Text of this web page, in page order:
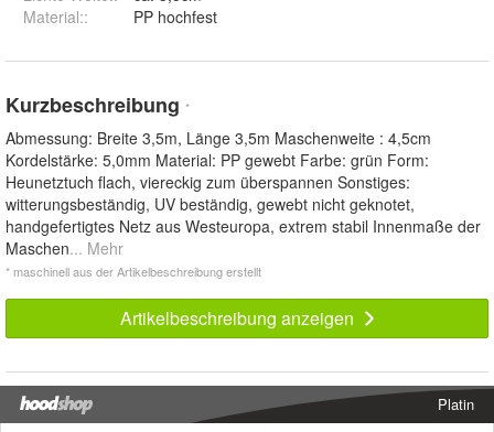
Material:: PP hochfest
Kurzbeschreibung *
Abmessung: Breite 3,5m, Länge 3,5m Maschenweite : 4,5cm
Kordelstärke: 5,0mm Material: PP gewebt Farbe: grün Form:
Heunetztuch flach, viereckig zum überspannen Sonstiges:
witterungsbeständig, UV beständig, gewebt nicht geknotet,
handgefertigtes Netz aus Westeuropa, extrem stabil Innenmaße der
Maschen... Mehr
* maschinell aus der Artikelbeschreibung erstellt
Artikelbeschreibung anzeigen
Platin